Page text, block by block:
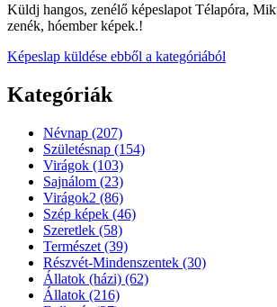
Küldj hangos, zenélő képeslapot Télapóra,
zenék, hóember képek.!
Képeslap küldése ebből a kategóriából
Kategóriák
Névnap (207)
Születésnap (154)
Virágok (103)
Sajnálom (23)
Virágok2 (86)
Szép képek (46)
Szeretlek (58)
Természet (39)
Részvét-Mindenszentek (30)
Állatok (házi) (62)
Állatok (216)